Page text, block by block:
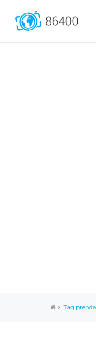
Tag:prenda